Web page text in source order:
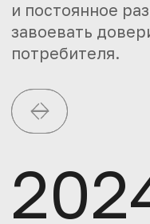
и постоянное
завоевать
потребителя.